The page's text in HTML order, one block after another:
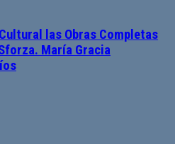
las Obras Completas
María Gracia